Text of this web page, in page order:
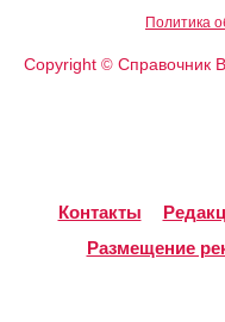
Политика
Copyright ©Справочник
Контакты
Размещение